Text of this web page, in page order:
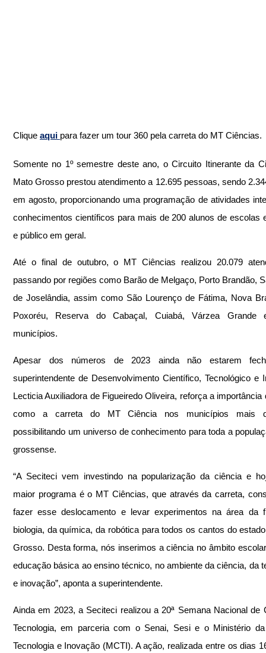
Clique aqui para fazer um tour 360 pela carreta do MT Ciências.
Somente no 1º semestre deste ano, o Circuito Itinerante da
Mato Grosso prestou atendimento a 12.695 pessoas, sendo
em agosto, proporcionando uma programação de atividades
conhecimentos científicos para mais de 200 alunos de escolas
e público em geral.
Até o final de outubro, o MT Ciências realizou 20.079
passando por regiões como Barão de Melgaço, Porto Brandão,
de Joselândia, assim como São Lourenço de Fátima, Nova
Poxoréu, Reserva do Cabaçal, Cuiabá, Várzea Grande
municípios.
Apesar dos números de 2023 ainda não estarem
superintendente de Desenvolvimento Científico, Tecnológico e
Lecticia Auxiliadora de Figueiredo Oliveira, reforça a importância
como a carreta do MT Ciência nos municípios mais
possibilitando um universo de conhecimento para toda a
grossense.
“A Seciteci vem investindo na popularização da ciência e
maior programa é o MT Ciências, que através da carreta,
fazer esse deslocamento e levar experimentos na área da
biologia, da química, da robótica para todos os cantos do
Grosso. Desta forma, nós inserimos a ciência no âmbito
educação básica ao ensino técnico, no ambiente da ciência, da
e inovação”, aponta a superintendente.
Ainda em 2023, a Seciteci realizou a 20ª Semana Nacional de
Tecnologia, em parceria com o Senai, Sesi e o Ministério
Tecnologia e Inovação (MCTI). A ação, realizada entre os dias